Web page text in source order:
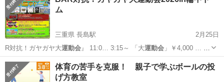
ム
三重県 長島駅
2月25日
R対抗！ガヤガヤ大運動会 』 11:0… 3:15～ 「大運動会」￥4,000 … か
れて大人の本気の運動会 ！ ①徒競走 ②… ガヤガヤ大運動会2026の
公式ホー…
三重 桑名市 長島駅 スポーツ 大運動会
体育の苦手を克服！ 親子で学ぶボールの投
げ方教室